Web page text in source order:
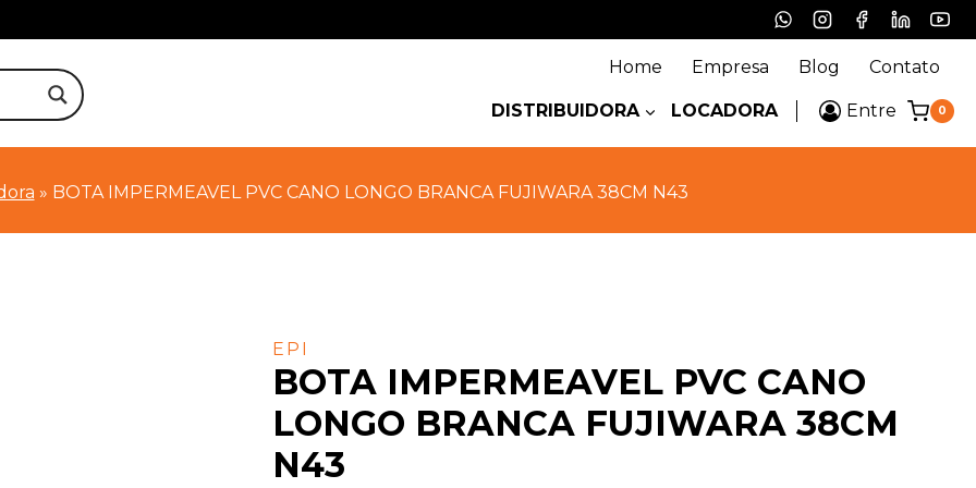
Home Empresa Blog Contato
DISTRIBUIDORA LOCADORA Entre 0
» BOTA IMPERMEAVEL PVC CANO LONGO BRANCA FUJIWARA 38CM N43
EPI
BOTA IMPERMEAVEL PVC CANO
LONGO BRANCA FUJIWARA 38CM
N43